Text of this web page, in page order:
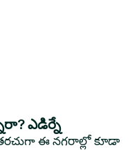
ఎడిర్నే
ఈ నగరాల్లో కూడా